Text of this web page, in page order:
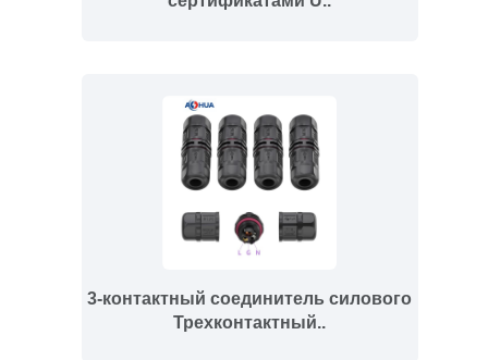
3-контактный соединитель силового
Трехконтактный..